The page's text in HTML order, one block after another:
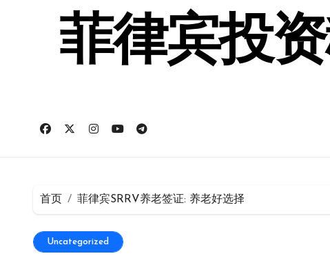
菲律宾投
首页 菲律宾SRRV养老签证: 养老好选择
Uncategorized